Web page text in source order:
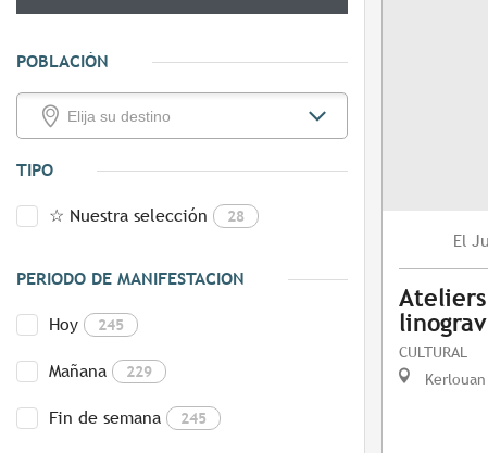
POBLACIÓN
TIPO
☆ Nuestra selección 28
PERIODO DE MANIFESTACION
Hoy 245
Mañana 229
Fin de semana 245
El
CULTURAL
Kerlouan